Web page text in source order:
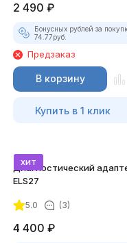
2 490 ₽
Бонусных рублей за
74.77руб.
Предзаказ
В корзину
Купить в 1 клик
хит
Диагностический
ELS27
5.0 (3)
4 400 ₽